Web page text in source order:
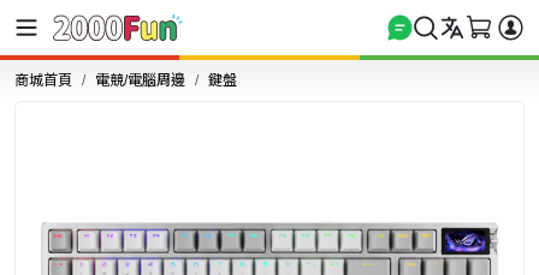
商城首頁 電競/電腦周邊 鍵盤